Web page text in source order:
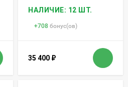
НАЛИЧИЕ: 12 ШТ.
+708 бонус(ов)
35 400 ₽